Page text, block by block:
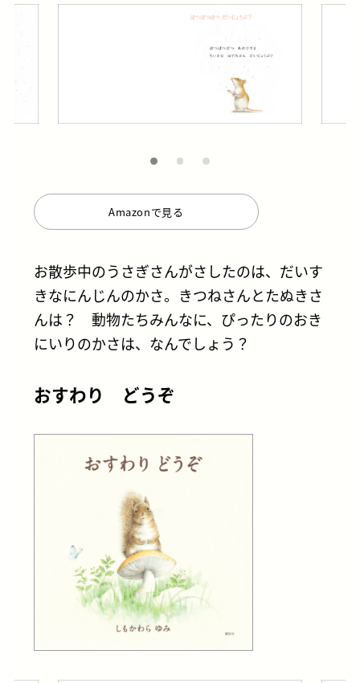
Amazonで見る
お散歩中のうさぎさんがさしたのは、だいす
きなにんじんのかさ。きつねさんとたぬきさ
んは？ 動物たちみんなに、ぴったりのおき
にいりのかさは、なんでしょう？
おすわり どうぞ